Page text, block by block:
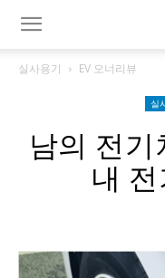
실사용기 EV 오너리뷰
실
남의 전
내